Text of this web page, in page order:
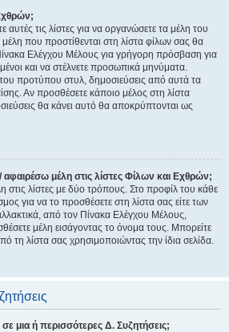
αυτές τις λίστες για να οργανώσετε τα μέλη του
που προστίθενται στη λίστα φίλων σας θα
Ελέγχου Μέλους για γρήγορη πρόσβαση για
και να στέλνετε προσωπικά μηνύματα.
προτύπου στυλ, δημοσιεύσεις από αυτά τα
Αν προσθέσετε κάποιο μέλος στη λίστα
θα κάνει αυτό θα αποκρύπτονται ως
μέλη στις λίστες Φίλων και Εχθρών;
στις λίστες με δύο τρόπους. Στο προφίλ του κάθε
για να το προσθέσετε στη λίστα σας είτε των
από τον Πίνακα Ελέγχου Μέλους,
μέλη εισάγοντας το όνομα τους. Μπορείτε
τη λίστα σας χρησιμοποιώντας την ίδια σελίδα.
μια ή περισσότερες Δ. Συζητήσεις;